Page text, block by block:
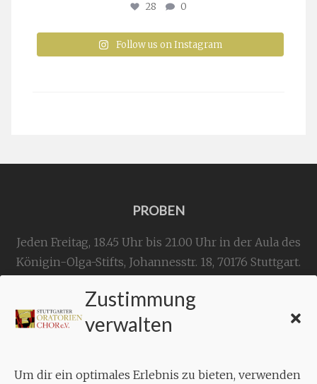
Zustimmung
verwalten
Um dir ein optimales Erlebnis zu bieten, verwenden
28 0
Follow us on Instagram
PROBEN
Jeden Freitag, 18.45 Uhr bis 21.00 Uhr in der Aula des
Königin-Olga-Stifts, Johannesstr. 18, 70176 Stuttgart.
KONTAKT
Geschäftsstelle:
Aixheimer Str. 18